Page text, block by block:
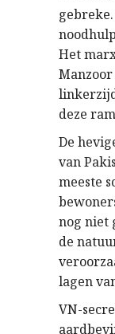
gebreke.
Het
deze
De
van
meeste
nog niet
de
lagen
VN-